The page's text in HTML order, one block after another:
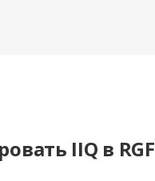
IIQ в RGF